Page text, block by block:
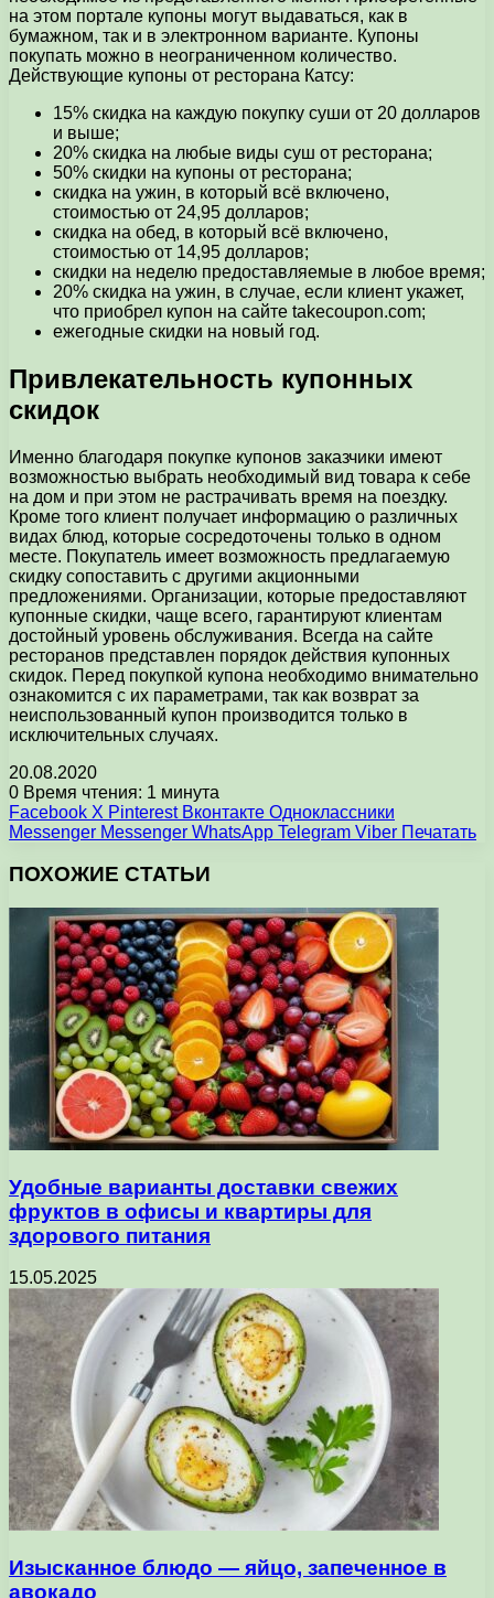
на этом портале купоны могут выдаваться, как в
бумажном, так и в электронном варианте. Купоны
покупать можно в неограниченном количество.
Действующие купоны от ресторана Катсу:
15% скидка на каждую покупку суши от 20 долларов
и выше;
20% скидка на любые виды суш от ресторана;
50% скидки на купоны от ресторана;
скидка на ужин, в который всё включено,
стоимостью от 24,95 долларов;
скидка на обед, в который всё включено,
стоимостью от 14,95 долларов;
скидки на неделю предоставляемые в любое время;
20% скидка на ужин, в случае, если клиент укажет,
что приобрел купон на сайте takecoupon.com;
ежегодные скидки на новый год.
Привлекательность купонных
скидок
Именно благодаря покупке купонов заказчики имеют
возможностью выбрать необходимый вид товара к себе
на дом и при этом не растрачивать время на поездку.
Кроме того клиент получает информацию о различных
видах блюд, которые сосредоточены только в одном
месте. Покупатель имеет возможность предлагаемую
скидку сопоставить с другими акционными
предложениями. Организации, которые предоставляют
купонные скидки, чаще всего, гарантируют клиентам
достойный уровень обслуживания. Всегда на сайте
ресторанов представлен порядок действия купонных
скидок. Перед покупкой купона необходимо внимательно
ознакомится с их параметрами, так как возврат за
неиспользованный купон производится только в
исключительных случаях.
20.08.2020
0 Время чтения: 1 минута
Facebook X Pinterest Вконтакте Одноклассники
Messenger Messenger WhatsApp Telegram Viber Печатать
ПОХОЖИЕ СТАТЬИ
Удобные варианты доставки свежих
фруктов в офисы и квартиры для
здорового питания
15.05.2025
Изысканное блюдо — яйцо, запеченное в
авокадо